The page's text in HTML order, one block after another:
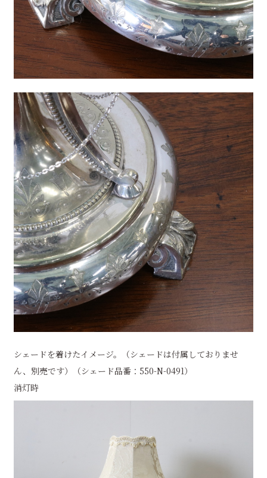
シェードを着けたイメージ。（シェードは付属しておりませ
ん、別売です）（シェード品番：550-N-0491）
消灯時